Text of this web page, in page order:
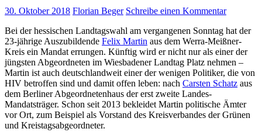
30. Oktober 2018 Florian Beger Schreibe einen Kommentar
Bei der hessischen Landtagswahl am vergangenen Sonn­tag hat der
23-jährige Auszubildende Felix Martin aus dem Werra-Meißner-
Kreis ein Mandat errungen. Künftig wird er nicht nur als einer der
jüngsten Abgeordneten im Wiesbadener Landtag Platz nehmen –
Martin ist auch deutschlandweit einer der wenigen Politiker, die von
HIV betroffen sind und damit offen leben: nach Carsten Schatz aus
dem Berliner Abgeordne­tenhaus der erst zweite Landes-
Mandatsträger. Schon seit 2013 bekleidet Martin politische Ämter
vor Ort, zum Beispiel als Vorstand des Kreisverbandes der Grünen
und Kreistagsabge­ordneter.